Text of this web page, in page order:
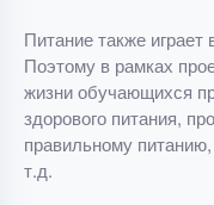
Питание также
Поэтому в рамках
жизни обучающихся
здорового питания,
правильному
т.д.